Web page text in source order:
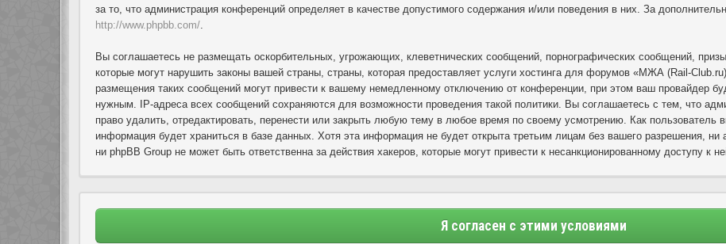
за то, что администрация конференций определяет в качестве допустимого содержания и/или поведения в них. За
http://www.phpbb.com/.
Вы соглашаетесь не размещать оскорбительных, угрожающих, клеветнических сообщений, порнографических сообщений,
которые могут нарушить законы вашей страны, страны, которая предоставляет услуги хостинга для форумов «МЖА (Rail-
размещения таких сообщений могут привести к вашему немедленному отключению от конференции, при этом ваш провайдер
нужным. IP-адреса всех сообщений сохраняются для возможности проведения такой политики. Вы соглашаетесь с тем, что
право удалить, отредактировать, перенести или закрыть любую тему в любое время по своему усмотрению. Как пользователь
информация будет храниться в базе данных. Хотя эта информация не будет открыта третьим лицам без вашего разрешения,
ни phpBB Group не может быть ответственна за действия хакеров, которые могут привести к несанкционированному доступу к
Я согласен с этими условиями